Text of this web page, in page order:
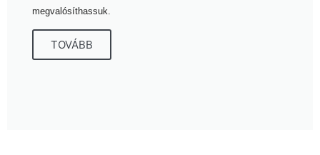
megvalósíthassuk.
TOVÁBB